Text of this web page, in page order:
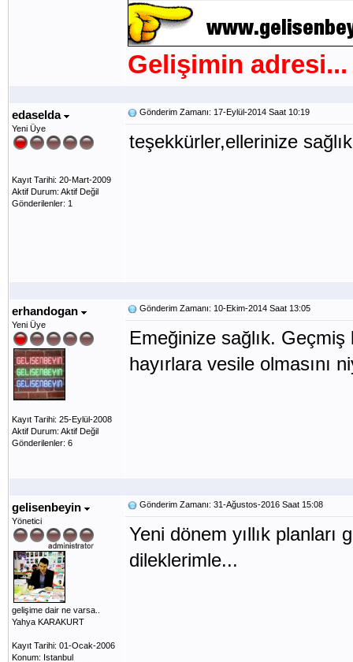
Gelişimin adresi...
edaselda
Yeni Üye
Kayıt Tarihi: 20-Mart-2009
Aktif Durum: Aktif Değil
Gönderilenler: 1
Gönderim Zamanı: 17-Eylül-2014 Saat 10:19
teşekkürler,ellerinize
erhandogan
Yeni Üye
Kayıt Tarihi: 25-Eylül-2008
Aktif Durum: Aktif Değil
Gönderilenler: 6
Gönderim Zamanı: 10-Ekim-2014 Saat 13:05
Emeğinize sağlık. Geçmiş
hayırlara vesile olmasını
gelisenbeyin
Yönetici
gelişime dair ne varsa..
Yahya KARAKURT
Kayıt Tarihi: 01-Ocak-2006
Konum: Istanbul
Gönderim Zamanı: 31-Ağustos-2016 Saat 15:08
Yeni dönem yıllık planları
dileklerimle...